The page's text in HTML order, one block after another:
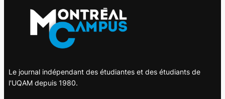
Le journal indépendant des étudiantes et des étudiants de
l'UQAM depuis 1980.